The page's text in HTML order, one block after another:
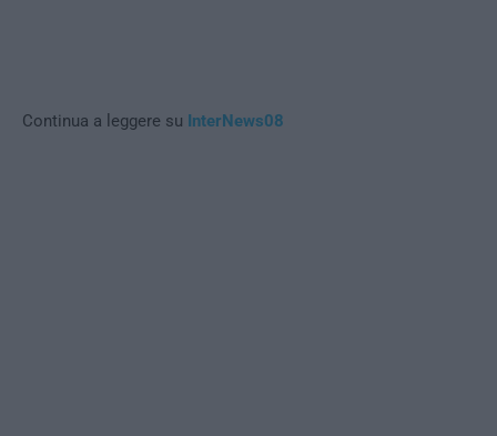
Continua a leggere su InterNews08